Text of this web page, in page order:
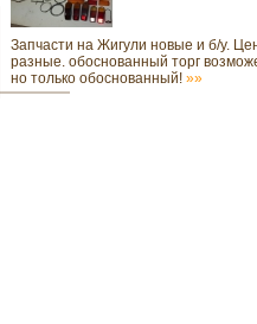
Запчасти на Жигули новые и б/у.
разные. обоснованный торг
но только обоснованный! »»